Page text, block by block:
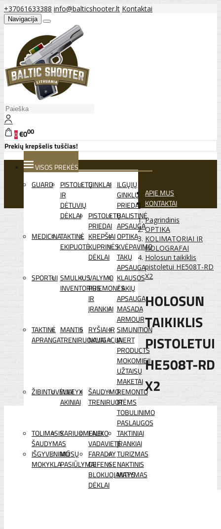
+37061633388 info@balticshooter.lt Kontaktai
Navigacija
0€000
Prekių krepšelis tuščias!
VISOS PREKĖS
GUARD
PISTOLETŲ
IR
DĖTUVIŲ
DĖKLAI
GINKLAI ILGŲJŲ
GINKLŲ
PRIEDAI
PISTOLETŲ
PRIEDAI
BALISTINĖ
APSAUGA
MEDICINATAKTINĖ
EKIPUOTĖ
KREPŠIAI
KUPRINĖS
DĖKLAI
OPTIKA
KVĖPAVIMO
TAKŲ
APSAUGA
SPORTUI SMULKUS
INVENTORIUS
VALYMO
PRIEMONĖS
IR
ĮRANKIAI
KLAUSOS
/ AKIŲ
APSAUGA
MASADA
ARMOUR
TAKTINĖ
APRANGA
MANTIS
TRENIRUOKLIAI
RYŠIAI IR
NAVIGACIJA
SIMUNITION
INERT
PRODUCTS
MOKOMIEJI
UŽTAISŲ
MAKETAI
ŽIBINTUVĖLIAI
WILEYX
AKINIAI
ŠAUDYMO
TRENIRUOTĖMS
REMONTO
IR
TOBULINIMO
PASLAUGOS
TOLIMASIS
ŠAUDYMAS
KARIUOMENEI
LAUKO
VADAVIETĖ
TAKTINIAI
ĮRANKIAI
IŠGYVENIMO
MOKYKLA
MŪSŲ
PASIŪLYMAI
FARADAY
DEFENSE
BLOKUOJANTYS
DĖKLAI
TURIZMAS
NAKTINIS
MATYMAS
APIE MUS
KONTAKTAI
Pagrindinis
OPTIKA
KOLIMATORIAI IR
HOLOGRAFAI
Holosun taikiklis
pistoletui HE508T-RD
X2
HOLOSUN
TAIKIKLIS
PISTOLETUI
HE508T-RD
X2